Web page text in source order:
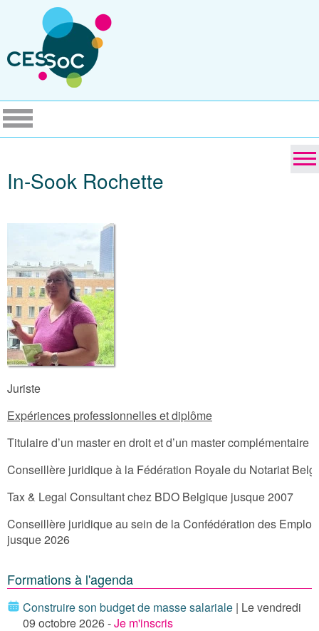
In-Sook Rochette
Juriste
Expériences professionnelles et diplôme
Titulaire d’un master en droit et d’un master complémentaire
Conseillère juridique à la Fédération Royale du Notariat
Tax & Legal Consultant chez BDO Belgique jusque 2007
Conseillère juridique au sein de la Confédération des
jusque 2026
Formations à l'agenda
Construire son budget de masse salariale | Le vendredi
09 octobre 2026 -Je m'inscris